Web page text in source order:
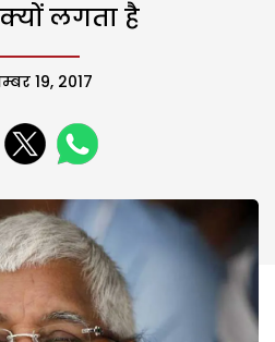
लगता है
19, 2017